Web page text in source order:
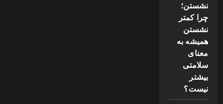
نشستن؛
چرا کمتر
نشستن
همیشه به
معنای
سلامتی
بیشتر
نیست؟